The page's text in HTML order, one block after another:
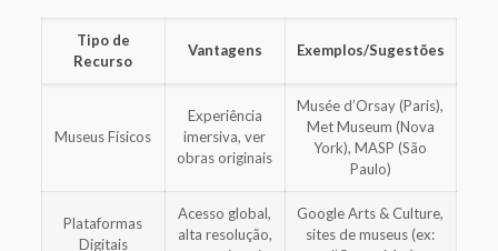
Tipo de
Recurso
Vantagens Exemplos/Sugestões
Museus Físicos
Experiência
imersiva, ver
obras originais
Musée d’Orsay (Paris),
Met Museum (Nova
York), MASP (São
Paulo)
Plataformas
Digitais
Acesso global,
alta resolução,
Google Arts & Culture,
sites de museus (ex: